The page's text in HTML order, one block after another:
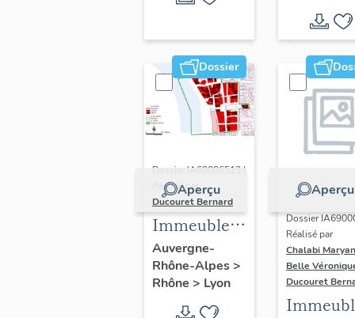
Dossier
Aperçu
Dossier IA69006513 |
Réalisé par
Ducouret Bernard
Immeubles
du quartier
Saint-Nizier
Auvergne-
Rhône-Alpes>
Rhône > Lyon
Aperçu
Dossier
Réalisé par
Chalabi
Belle
Ducouret